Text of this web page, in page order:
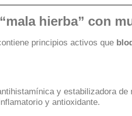
hierba” con
principios activos que
y estabilizadora de
y antioxidante.